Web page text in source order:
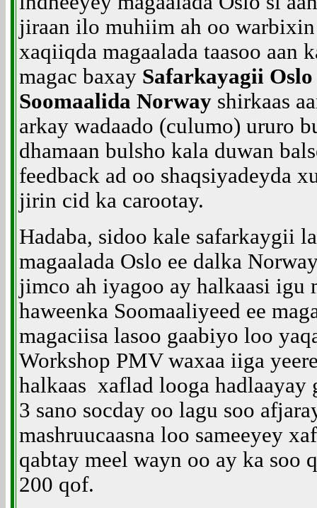
jiraan ilo muhiim ah oo
xaqiiqda magaalada taasoo aan
magac baxay Safarkayagii Oslo
Soomaalida Norway shirkaas
arkay wadaado (culumo) ururo
dhamaan bulsho kala duwan
feedback ad oo shaqsiyadeyda
jirin cid ka carootay.
Hadaba, sidoo kale safarkaygii
magaalada Oslo ee dalka
jimco ah iyagoo ay halkaasi igu
haweenka Soomaaliyeed ee
magaciisa lasoo gaabiyo loo
Workshop PMV waxaa iiga
halkaas xaflad looga hadlaayay
3 sano socday oo lagu soo
mashruucaasna loo sameeyey
qabtay meel wayn oo ay ka soo
200 qof.